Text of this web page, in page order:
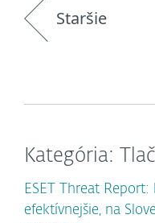
Staršie
Kategória:
ESET Threat
efektívnejšie, na